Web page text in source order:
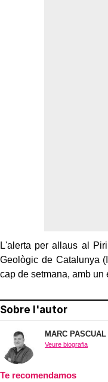
L'alerta per allaus al
Geològic de Catalunya
cap de setmana, amb un
Sobre l'autor
MARC
Veure biografia